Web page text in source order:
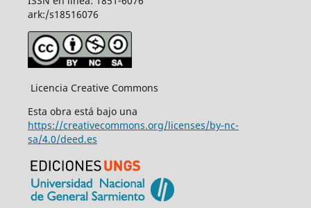
ark:/s18516076
Licencia Creative Commons
Esta obra está bajo una
https://creativecommons.org/licenses/by-nc-
sa/4.0/deed.es